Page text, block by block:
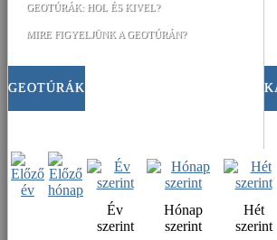
GEOTÚRÁK
GEOTÚRÁK: HOL ÉS KIVEL?
MIRE FIGYELJÜNK A GEOTÚRÁN?
Év
szerint
Hónap
szerint
Hét
szerint